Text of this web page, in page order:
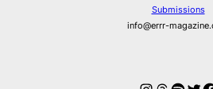
Submissions
info@errr-